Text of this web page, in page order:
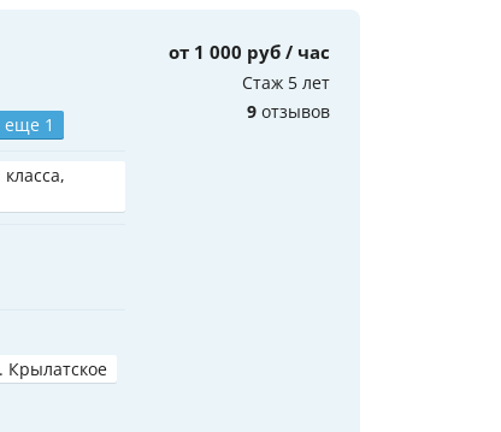
еще 1
Крылатское
от 1 000 руб / час
Стаж 5 лет
9 отзывов